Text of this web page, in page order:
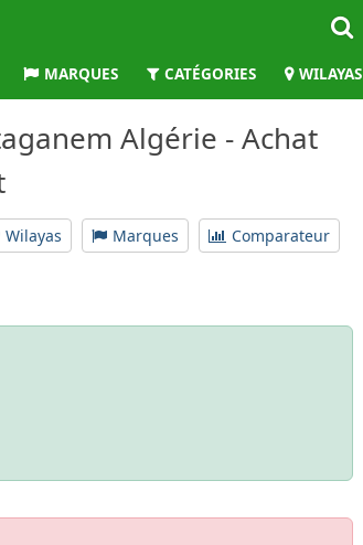
MARQUES CATÉGORIES WILAYAS
Algérie - Achat
Wilayas Marques Comparateur